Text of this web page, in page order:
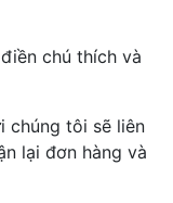
chú thích và
chúng tôi sẽ liên
lại đơn hàng và